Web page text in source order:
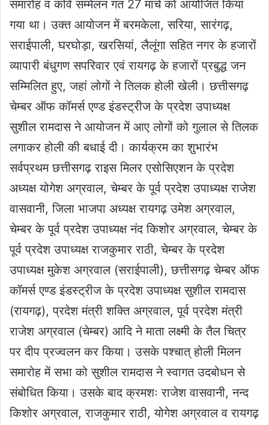
समारोह व कवि सम्मेलन गत 27 मार्च को आयोजित किया
गया था। उक्त आयोजन में बरमकेला, सरिया, सारंगढ़,
सराईपाली, घरघोड़ा, खरसियां, लैलूंगा सहित नगर के हजारों
व्यापारी बंधुगण सपरिवार एवं रायगढ़ के हजारों प्रबुद्ध जन
सम्मिलित हुए, जहां लोगों ने तिलक होली खेली। छत्तीसगढ़
चेम्बर ऑफ कॉमर्स एण्ड इंडस्ट्रीज के प्रदेश उपाध्यक्ष
सुशील रामदास ने आयोजन में आए लोगों को गुलाल से तिलक
लगाकर होली की बधाई दी। कार्यक्रम का शुभारंभ
सर्वप्रथम छत्तीसगढ़ राइस मिलर एसोसिएशन के प्रदेश
अध्यक्ष योगेश अग्रवाल, चेम्बर के पूर्व प्रदेश उपाध्यक्ष राजेश
वासवानी, जिला भाजपा अध्यक्ष रायगढ़ उमेश अग्रवाल,
चेम्बर के पूर्व प्रदेश उपाध्यक्ष नंद किशोर अग्रवाल, चेम्बर के
पूर्व प्रदेश उपाध्यक्ष राजकुमार राठी, चेम्बर के प्रदेश
उपाध्यक्ष मुकेश अग्रवाल (सराईपाली), छत्तीसगढ़ चेम्बर ऑफ
कॉमर्स एण्ड इंडस्ट्रीज के प्रदेश उपाध्यक्ष सुशील रामदास
(रायगढ़), प्रदेश मंत्री शक्ति अग्रवाल, पूर्व प्रदेश मंत्री
राजेश अग्रवाल (चेम्बर) आदि ने माता लक्ष्मी के तैल चित्र
पर दीप प्रज्वलन कर किया। उसके पश्चात् होली मिलन
समारोह में सभा को सुशील रामदास ने स्वागत उदबोधन से
संबोधित किया। उसके बाद क्रमशः राजेश वासवानी, नन्द
किशोर अग्रवाल, राजकुमार राठी, योगेश अग्रवाल व रायगढ़